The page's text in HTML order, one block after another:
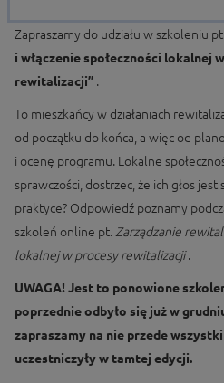
Zapraszamy do udziału w szkoleniu
i włączenie społeczności lokalnej
rewitalizacji” .
To mieszkańcy w działaniach
od początku do końca, a więc od
i ocenę programu. Lokalne
sprawczości, dostrzec, że ich głos jest
praktyce? Odpowiedź poznamy
szkoleń online pt. Zarządzanie
lokalnej w procesy rewitalizacji.
UWAGA!Jest to ponowione
poprzednie odbyło się już w
zapraszamy na nie przede
uczestniczyły w tamtej edycji.